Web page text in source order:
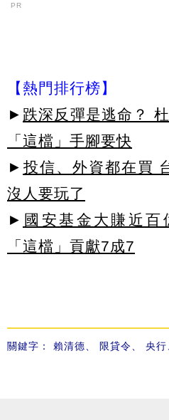
PR
【熱門排行榜】
► 跌深反彈是逃命？
「這檔」手腳要快
► 投信、外資都在買
沒人要玩了
► 國安基金大賺近百
「這檔」貢獻7成7
關鍵字： 賴清德 限貸令 央行